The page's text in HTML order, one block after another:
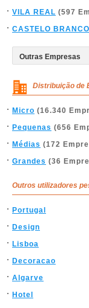
VILA REAL (597
CASTELO BRANCO
Distribuição de
Micro (16.340
Pequenas (656
Médias (172
Grandes (36
Outros utilizadores
Portugal
Design
Lisboa
Decoracao
Algarve
Hotel